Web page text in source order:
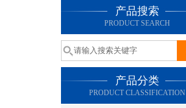
产品搜索
PRODUCT SEARCH
产品分类
PRODUCT CLASSIFICATION